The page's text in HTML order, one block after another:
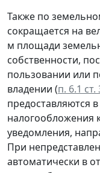
Также по
сокращается на
м площади
собственности,
пользовании или
владении (п. 6.1
предоставляются
налогообложения
уведомления,
При
автоматически в